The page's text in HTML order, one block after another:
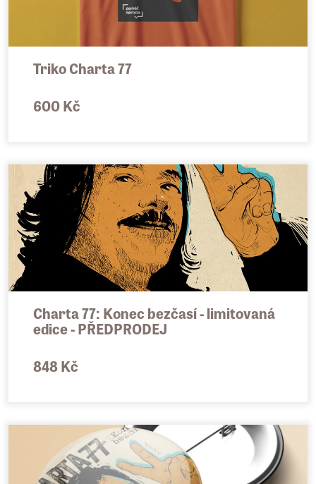
Triko Charta 77
600 Kč
Charta 77: Konec bezčasí - limitovaná
edice - PŘEDPRODEJ
848 Kč